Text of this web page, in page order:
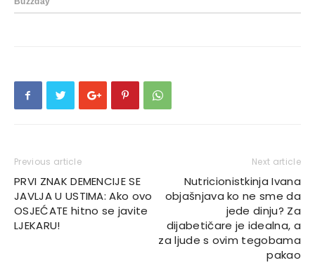
Previous article
PRVI ZNAK DEMENCIJE SE
JAVLJA U USTIMA: Ako ovo
OSJEĆATE hitno se javite
LJEKARU!
Next article
Nutricionistkinja Ivana
objašnjava ko ne sme da
jede dinju? Za
dijabetičare je idealna, a
za ljude s ovim tegobama
pakao